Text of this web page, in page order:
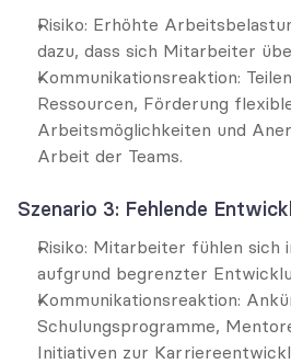
Risiko: Erhöhte
dazu, dass sich Mitarbeiter
Kommunikationsreaktion:
Ressourcen, Förderung
Arbeitsmöglichkeiten und
Arbeit der Teams.
Szenario 3: Fehlende
Risiko: Mitarbeiter fühlen sich
aufgrund begrenzter
Kommunikationsreaktion:
Schulungsprogramme,
Initiativen zur